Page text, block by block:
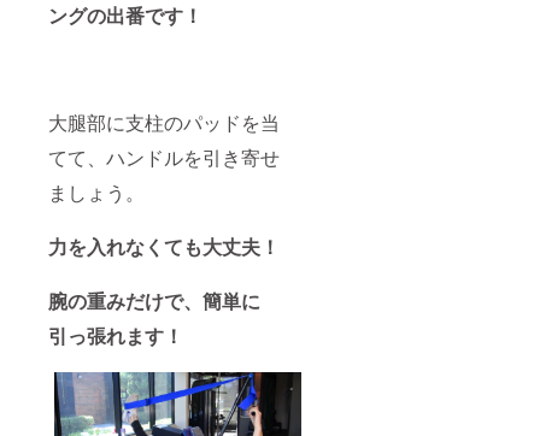
ングの出番です！
大腿部に支柱のパッドを当
てて、ハンドルを引き寄せ
ましょう。
力を入れなくても大丈夫！
腕の重みだけで、簡単に
引っ張れます！